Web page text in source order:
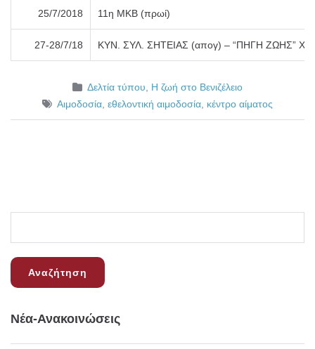
25/7/2018 11η ΜΚΒ (πρωί)
27-28/7/18 ΚΥΝ. ΣΥΛ. ΣΗΤΕΙΑΣ (απογ) – “ΠΗΓΗ ΖΩΗΣ”
Δελτία τύπου
Η ζωή στο Βενιζέλειο
Αιμοδοσία εθελοντική αιμοδοσία κέντρο αίματος
Νέα-Ανακοινώσεις